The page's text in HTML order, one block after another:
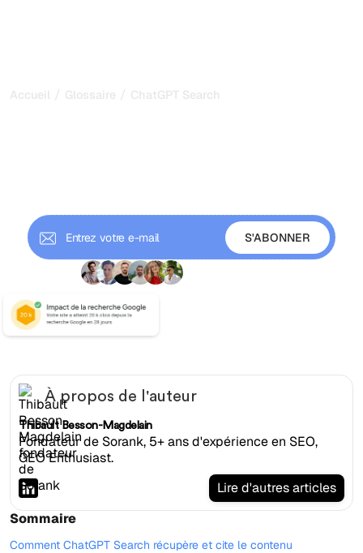
Accueil / Glossaire / ChatGPT Search
À propos de l'auteur
Thibault Besson-Magdelain
Fondateur de Sorank, 5+ ans d'expérience en SEO,
GEO Enthusiast.
Lire d'autres articles
Sommaire
Comment ChatGPT Search récupère et cite le contenu